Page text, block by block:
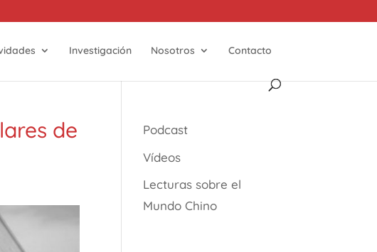
Investigación Nosotros Contacto
de
Podcast
Vídeos
Lecturas sobre el
Mundo Chino